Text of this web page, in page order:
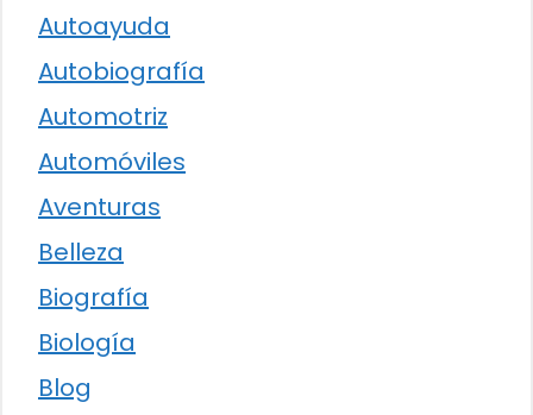
Autoayuda
Autobiografía
Automotriz
Automóviles
Aventuras
Belleza
Biografía
Biología
Blog